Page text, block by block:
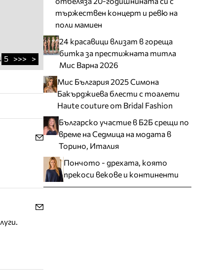
5 >>>
>
тържествен концерт и ревю на
поли мамиен
24 красавици влизат в гореща
битка за престижната титла
Мис Варна 2026
Мис България 2025 Симона
Бакърджиева блести с тоалети
Haute couture от Bridal Fashion
Българско участие в Б2Б срещи по
време на Седмица на модата в
Торино, Италия
Пончото - дрехата, която
прекоси векове и континенти